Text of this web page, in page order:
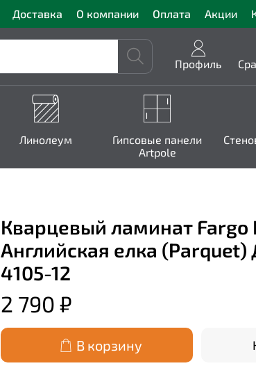
Доставка О компании Оплата Акции
Профиль
Линолеум
Гипсовые панели
Artpole
Кварцевый ламинат Fargo
Английская елка
4105-12
2 790 ₽
В корзину